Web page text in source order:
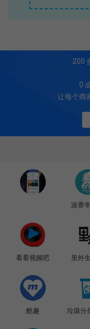
200
0
让每个商
波赛
看看视频吧 里外
酷趣 垃圾分